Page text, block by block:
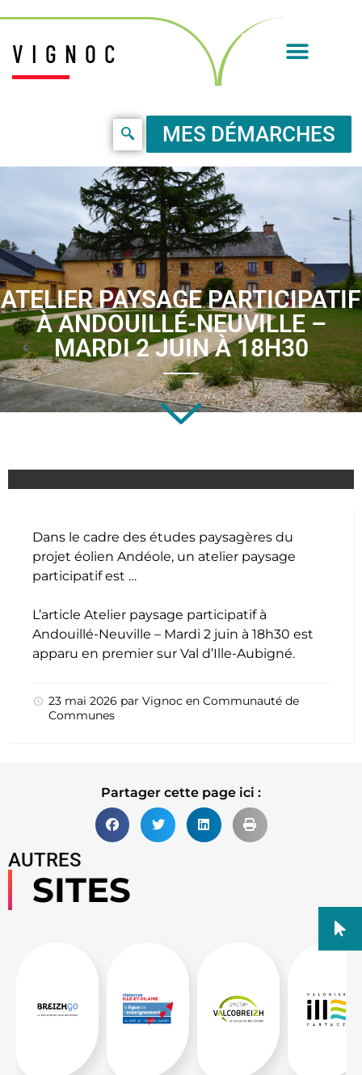
VIGNOC
MES DÉMARCHES
ATELIER PAYSAGE PARTICIPATIF
À ANDOUILLÉ-NEUVILLE –
MARDI 2 JUIN À 18H30
Dans le cadre des études paysagères du
projet éolien Andéole, un atelier paysage
participatif est …
L’article Atelier paysage participatif à
Andouillé-Neuville – Mardi 2 juin à 18h30 est
apparu en premier sur Val d’Ille-Aubigné.
23 mai 2026 par Vignoc en Communauté de
Communes
Partager cette page ici :
AUTRES
SITES